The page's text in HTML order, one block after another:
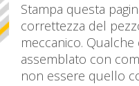
Stampa questa
correttezza del
meccanico.
assemblato con
non essere quello